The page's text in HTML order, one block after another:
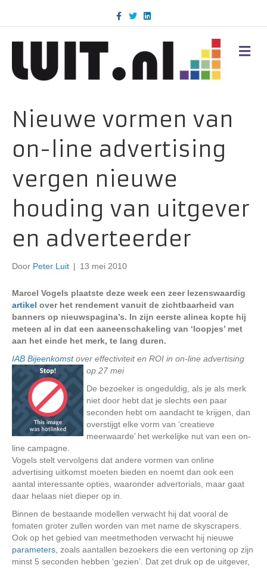
c
k
T
w
i
n
d
M
E
Nieuwe vormen van
on-line advertising
vergen nieuwe
houding van uitgever
en adverteerder
Door Peter Luit | 13 mei 2010
Marcel Vogels plaatste deze week een zeer lezenswaardig
artikel over het rendement vanuit de zichtbaarheid van
banners op nieuwspagina’s. In zijn eerste alinea kopte hij
meteen al in dat een aaneenschakeling van ‘loopjes’ met
aan het einde het merk, te lang duren.
IAB Bijeenkomstover effectiviteit en ROI in on-line advertising
op 27 mei
De bezoeker is ongeduldig, als je als merk
niet door hebt dat je slechts een paar
seconden hebt om aandacht te krijgen, dan
overstijgt elke vorm van ‘creatieve
meerwaarde’ het werkelijke nut van een on-
line campagne.
Vogels stelt vervolgens dat andere vormen van online
advertising uitkomst moeten bieden en noemt dan ook een
aantal interessante opties, waaronder advertorials, maar gaat
daar helaas niet dieper op in.
Binnen de bestaande modellen verwacht hij dat vooral de
fomaten groter zullen worden van met name de skyscrapers.
Ook op het gebied van meetmethoden verwacht hij nieuwe
parameters , zoals aantallen bezoekers die een vertoning op zijn
minst 5 seconden hebben ‘gezien’. Dat zet druk op de uitgever,